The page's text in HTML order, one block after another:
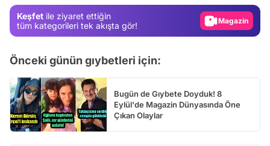
Keşfet ile ziyaret ettiğin
tüm kategorileri tek akışta gör!
Video
Önceki günün gıybetleri için:
Bugün de Gıybete Doyduk! 8
Eylül'de Magazin Dünyasında Öne
Çıkan Olaylar